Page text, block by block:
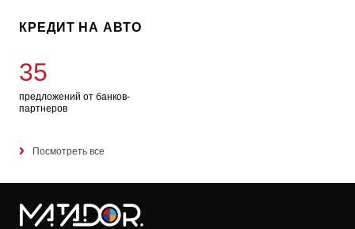
КРЕДИТ НА АВТО
35
предложений от банков-
партнеров
Посмотреть все